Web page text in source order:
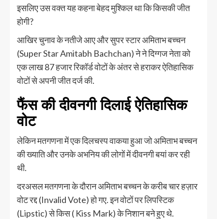
इसलिए उस वक्त यह कहना बेहद मुश्किल था कि किसकी जीत
होगी?
आखिर चुनाव के नतीजे आए और सुपर स्टार अमिताभ बच्चन
(Super Star Amitabh Bachchan) ने ने दिग्गज नेता को
एक लाख 87 हजार रिकॉर्ड वोटों के अंतर से हराकर ऐतिहासिक
वोटों से अपनी जीत दर्ज की.
फैंस की दीवनगी दिलाई ऐतिहासिक
वोट
लेकिन मतगणना में एक दिलचस्प वाकया हुआ जो अमिताभ बच्चन
की ख्याति और उनके अभनिय की लोगों में दीवनगी बयां कर रही
थी.
दरअसल मतगणना के दौरान अमिताभ बच्चन के करीब चार हज़ार
वोट रद्द (Invalid Vote) हो गए. इन वोटों पर लिपस्टिक
(Lipstic) से किस ( Kiss Mark) के निशान बने हुए थे.